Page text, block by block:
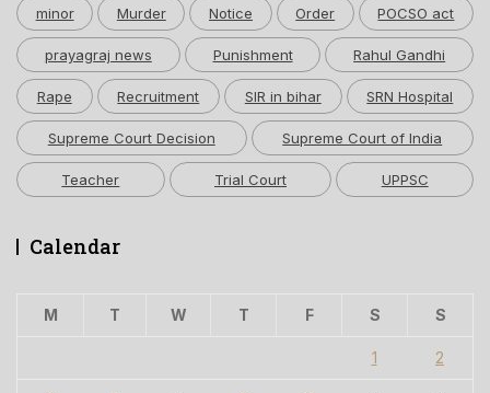
minor Murder Notice Order POCSO act
prayagraj news Punishment Rahul Gandhi
Rape Recruitment SIR in bihar SRN Hospital
Supreme Court Decision Supreme Court of India
Teacher Trial Court UPPSC
Calendar
M T W T F S S
1 2